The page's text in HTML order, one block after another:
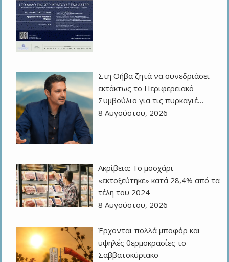
Στη Θήβα ζητά να συνεδριάσει
εκτάκτως το Περιφερειακό
Συμβούλιο για τις πυρκαγιέ…
8 Αυγούστου, 2026
Ακρίβεια: Το μοσχάρι
«εκτοξεύτηκε» κατά 28,4% από τα
τέλη του 2024
8 Αυγούστου, 2026
Έρχονται πολλά μποφόρ και
υψηλές θερμοκρασίες το
Σαββατοκύριακο